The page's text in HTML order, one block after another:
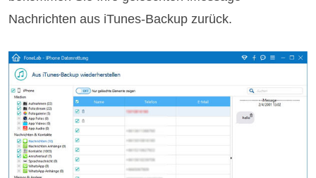
Nachrichten aus iTunes-Backup zurück.